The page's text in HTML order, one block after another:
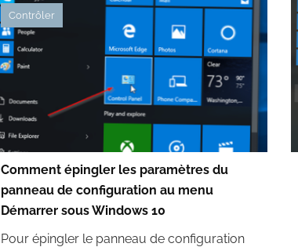
Contrôler
Comment épingler les paramètres du
panneau de configuration au menu
Démarrer sous Windows 10
Pour épingler le panneau de configuration